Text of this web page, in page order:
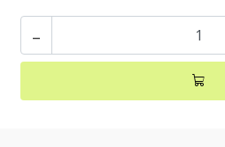
-